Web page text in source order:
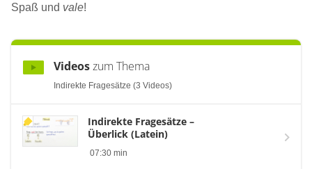
Spaß und vale!
Videoszum Thema
Indirekte Fragesätze (3 Videos)
Indirekte Fragesätze –
Überlick (Latein)
07:30 min